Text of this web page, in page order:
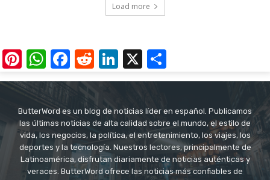
Load more
Pinterest
WhatsApp
Facebook
RedditLinkedIn
X
ButterWord es un blog de noticias líder en español. Publicamos
las últimas noticias de alta calidad sobre el mundo, el estilo de
vida, los negocios, la política, el entretenimiento, los viajes, los
deportes y la tecnología. Nuestros lectores, principalmente de
Latinoamérica, disfrutan diariamente de noticias auténticas y
veraces. ButterWord ofrece las noticias más confiables de